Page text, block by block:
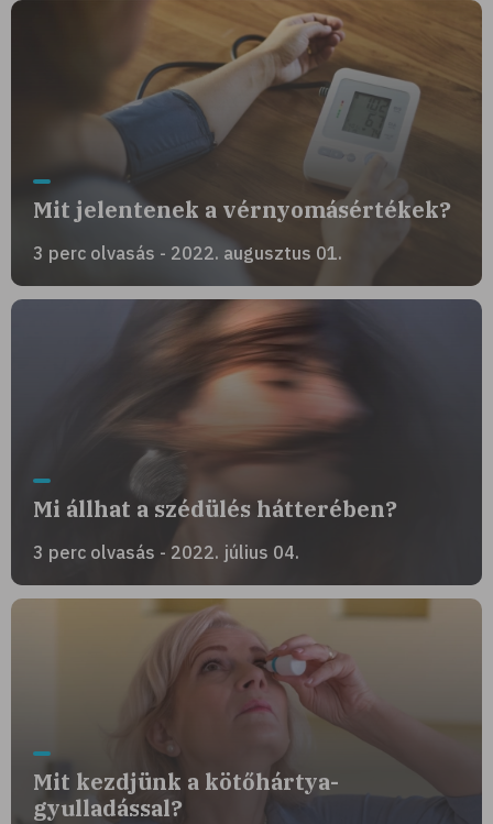
Mit jelentenek a vérnyomásértékek?
3 perc olvasás - 2022. augusztus 01.
Mi állhat a szédülés hátterében?
3 perc olvasás - 2022. július 04.
Mit kezdjünk a kötőhártya-
gyulladással?